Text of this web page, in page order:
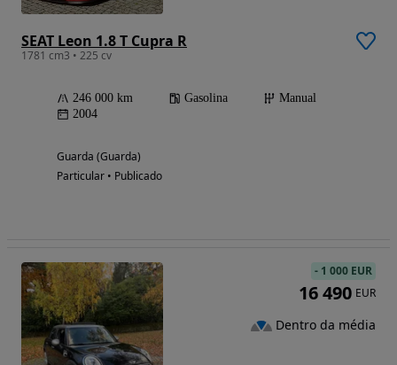
SEAT Leon 1.8 T Cupra R
1781 cm3 • 225 cv
246 000 km Gasolina
Manual
2004
Guarda (Guarda)
Particular • Publicado
- 1 000 EUR
16 490 EUR
Dentro da média